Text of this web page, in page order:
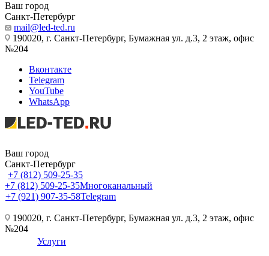
Ваш город
Санкт-Петербург
mail@led-ted.ru
190020, г. Санкт-Петербург, Бумажная ул. д.3, 2 этаж, офис
№204
Вконтакте
Telegram
YouTube
WhatsApp
Ваш город
Санкт-Петербург
+7 (812) 509-25-35
+7 (812) 509-25-35Многоканальный
+7 (921) 907-35-58Telegram
190020, г. Санкт-Петербург, Бумажная ул. д.3, 2 этаж, офис
№204
Услуги